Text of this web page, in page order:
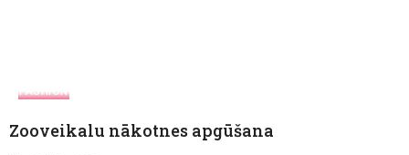
FASHION
Zooveikalu nākotnes apgūšana